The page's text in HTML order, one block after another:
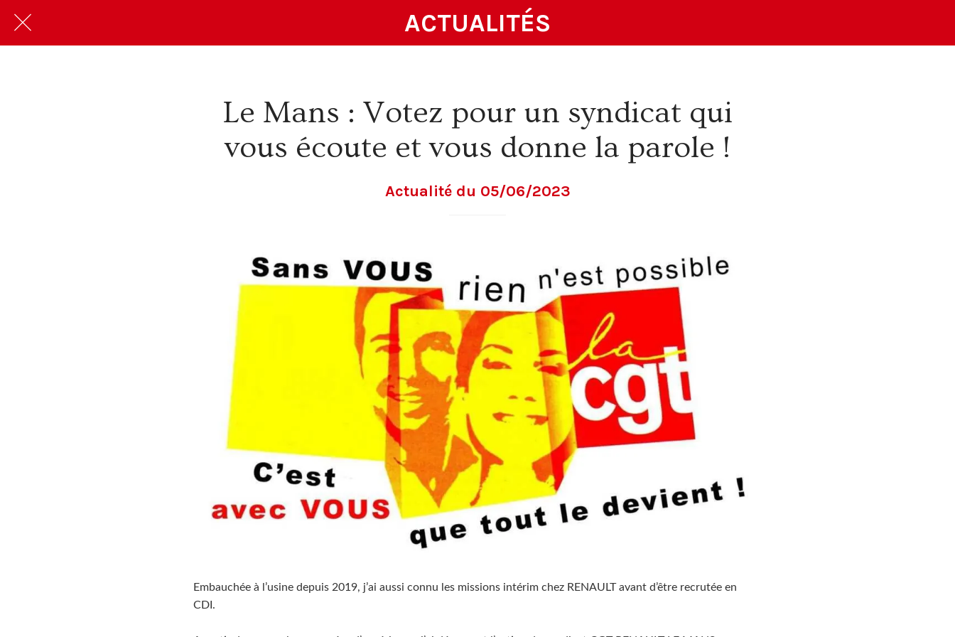
ACTUALITÉS
Le Mans : Votez pour un syndicat qui
vous écoute et vous donne la parole !
Actualité du 05/06/2023
Embauchée à l’usine depuis 2019, j’ai aussi connu les missions intérim chez RENAULT avant d’être recrutée en
CDI.